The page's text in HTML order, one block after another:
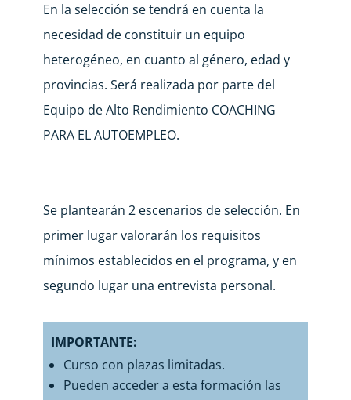
En la selección se tendrá en cuenta la
necesidad de constituir un equipo
heterogéneo, en cuanto al género, edad y
provincias. Será realizada por parte del
Equipo de Alto Rendimiento COACHING
PARA EL AUTOEMPLEO.
Se plantearán 2 escenarios de selección. En
primer lugar valorarán los requisitos
mínimos establecidos en el programa, y en
segundo lugar una entrevista personal.
IMPORTANTE:
Curso con plazas limitadas.
Pueden acceder a esta formación las